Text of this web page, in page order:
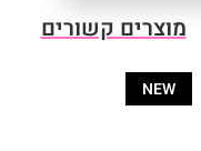
מוצרים קשורים
NEW